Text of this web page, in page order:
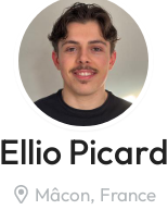
Ellio Picard
Mâcon, France